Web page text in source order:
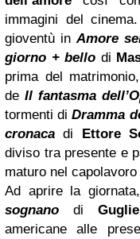
immagini del
gioventù inAmore
giorno + bello di
prima del
de Il fantasma
tormenti diDramma
cronaca di Ettore
diviso tra presente e
maturo nel capolavoro
Ad aprire la
sognano di
americane alle